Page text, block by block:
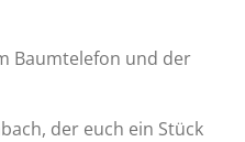
Baumtelefon und der
der euch ein Stück